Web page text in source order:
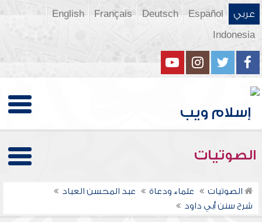
عربي Español
Deutsch
Français
English
Indonesia
الصوتيات
الصوتيات علماء ودعاة
عبد المحسن العباد
شرح سنن أبي داود